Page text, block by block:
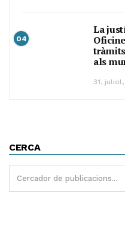
04
La
als
31,
CERCA